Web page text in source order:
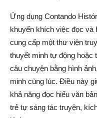
Ứng dụng Contando
khuyến khích việc đọc
cung cấp một thư viện
thuyết minh tự động hoặc
câu chuyện bằng hình
minh cùng lúc. Điều này
khả năng đọc hiểu văn
trẻ tự sáng tác truyện,